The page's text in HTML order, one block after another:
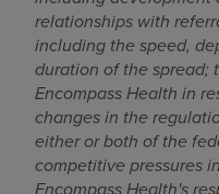
relationships with
including the speed,
duration of the spread;
Encompass Health in
changes in the
either or both of the
competitive pressures